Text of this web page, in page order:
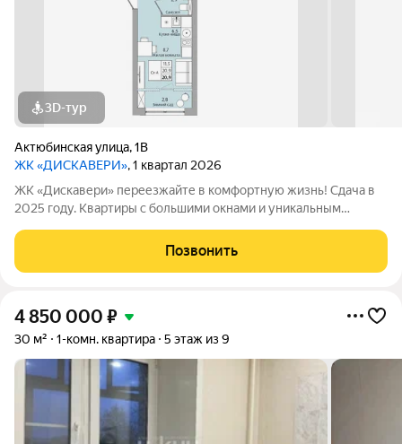
3D-тур
Актюбинская улица,1В
ЖК «ДИСКАВЕРИ», 1 квартал 2026
ЖК «Дискавери» переезжайте в комфортную жизнь! Сдача в
2025 году. Квартиры с большими окнами и уникальным
солнца и ощущение простора. Только удобные квадратные и
прямоугольные планировки: легко
Позвонить
4 850 000 ₽
30 м² 1-комн. квартира 5 этаж из 9